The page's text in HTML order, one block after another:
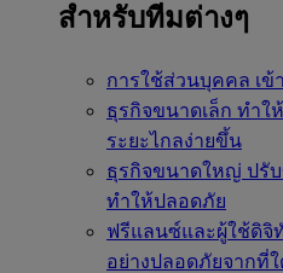
สำหรับทีมต่างๆ
การใช้ส่วนบุคคล เ
ธุรกิจขนาดเล็ก ทำใ
ระยะไกลง่ายขึ้น
ธุรกิจขนาดใหญ่ ปรั
ทำให้ปลอดภัย
ฟรีแลนซ์และผู้ใช้ดิจิ
อย่างปลอดภัยจากที่ใ